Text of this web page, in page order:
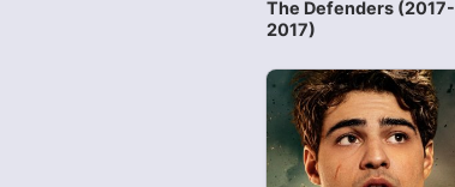
The Defenders (2017-
2017)